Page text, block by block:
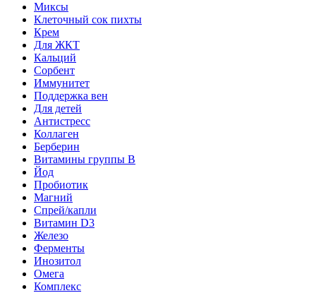
Миксы
Клеточный сок пихты
Крем
Для ЖКТ
Кальций
Сорбент
Иммунитет
Поддержка вен
Для детей
Антистресс
Коллаген
Берберин
Витамины группы B
Йод
Пробиотик
Магний
Спрей/капли
Витамин D3
Железо
Ферменты
Инозитол
Омега
Комплекс